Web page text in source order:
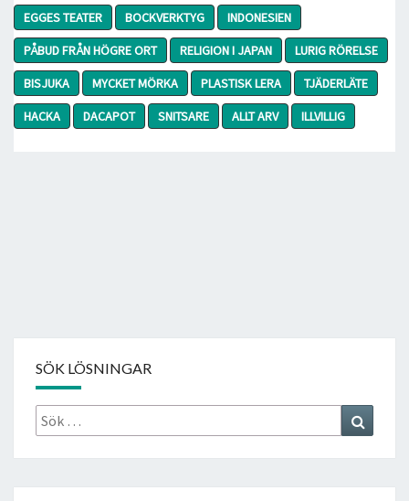
EGGES TEATER
BOCKVERKTYG
INDONESIEN
PÅBUD FRÅN HÖGRE ORT
RELIGION I JAPAN
LURIG RÖRELSE
BISJUKA
MYCKET MÖRKA PLASTISK LERA
TJÄDERLÄTE
HACKA
DACAPOT SNITSARE ALLT ARV ILLVILLIG
SÖK LÖSNINGAR
Sök
efter: